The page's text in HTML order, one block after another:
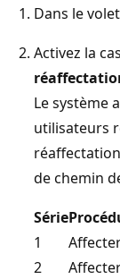
Dans le
Activez la
Le système
utilisateurs
de chemin
Série
1
2